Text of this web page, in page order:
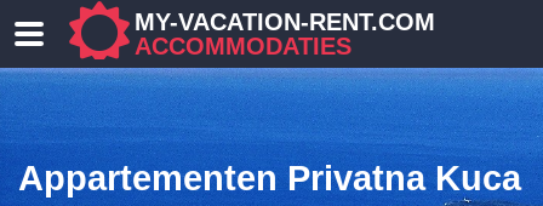
MY-VACATION-RENT.COM
ACCOMMODATIES
Appartementen Privatna Kuca